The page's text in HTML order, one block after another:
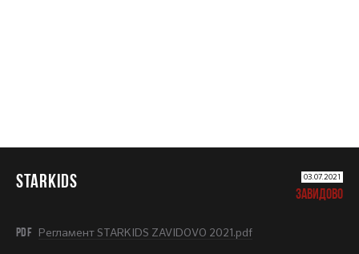
STARKIDS 03.07.2021
ЗАВИДОВО
PDF Регламент STARKIDS ZAVIDOVO 2021.pdf